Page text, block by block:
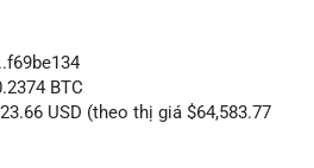
BTC
USD (theo thị giá $64,583.77